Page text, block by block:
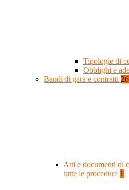
Tipologie di
Obblighi e
Bandi di gara e contratti
Atti e documenti di
tutte le procedure 1